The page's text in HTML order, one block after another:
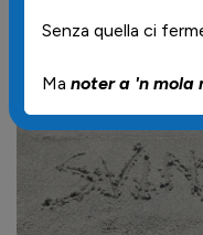
Senza quella ci
Ma noter a 'n mola